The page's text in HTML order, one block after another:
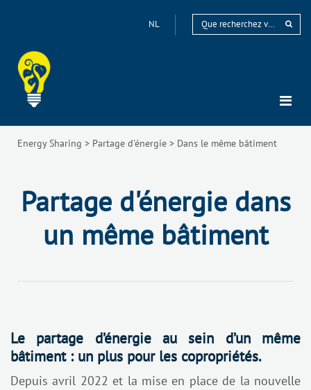
NL
Energy Sharing > Partage d'énergie > Dans le même bâtiment
Partage d'énergie dans
un même bâtiment
Le partage d’énergie au sein d’un même
bâtiment : un plus pour les copropriétés.
Depuis avril 2022 et la mise en place de la nouvelle